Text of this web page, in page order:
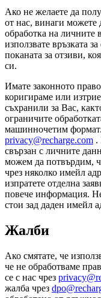
Ако не желаете да
от нас, винаги можете
обработка на личните
използвате връзката
поканата за отзиви,
си.
Имате законното
коригираме или
съхранили за Вас,
ограничите
машинночетим
privacy@recharge.com .
свързан с личните
можем да потвърдим,
чрез няколко имейл
изпратете отделна
повече информация.
стои зад даден имейл
Жалби
Ако смятате, че
че не обработваме
се с нас чрез
жалба чрез